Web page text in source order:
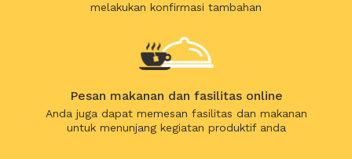
melakukan konfirmasi tambahan
Pesan makanan dan fasilitas online
Anda juga dapat memesan fasilitas dan makanan
untuk menunjang kegiatan produktif anda